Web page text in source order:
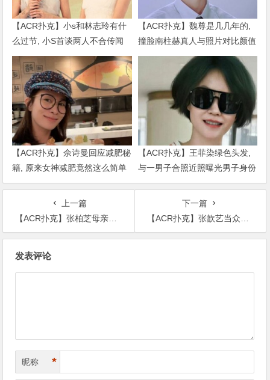
【ACR扑克】小s和林志玲有什
么过节, 小S首谈两人不合传闻
说了什么
【ACR扑克】魏尊是几几年的,
撞脸南柱赫真人与照片对比颜值
被质疑
【ACR扑克】佘诗曼回应减肥秘
籍, 原来女神减肥竟然这么简单
【ACR扑克】王菲染绿色头发,
与一男子合照近照曝光男子身份
被扒出
上一篇
【ACR扑克】张柏芝母亲节带孩子赛车，她的教育方式受到网友点赞支持
下一篇
【ACR扑克】张歆艺当众开车？直言大胆不敢听
发表评论
昵称 *